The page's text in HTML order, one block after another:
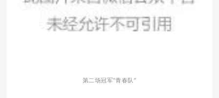
第二场冠军“青春队”